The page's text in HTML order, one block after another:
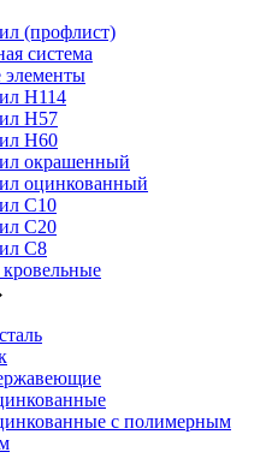
(профлист)
система
Н114
Н57
Н60
окрашенный
оцинкованный
С10
С20
С8
с полимерным